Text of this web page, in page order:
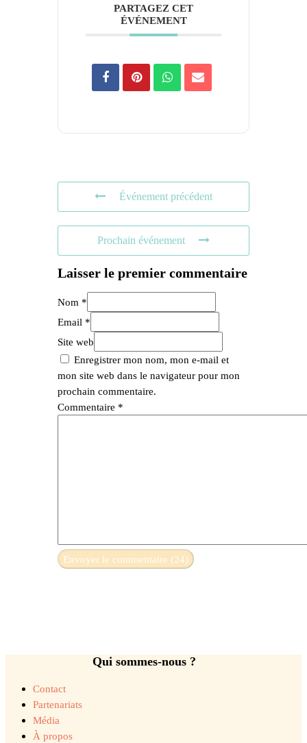
PARTAGEZ CET
ÉVÉNEMENT
Événement précédent
Prochain événement
Laisser le premier commentaire
Nom *
Email *
Site web
Enregistrer mon nom, mon e-mail et
mon site web dans le navigateur pour mon
prochain commentaire.
Commentaire *
Qui sommes-nous ?
Contact
Partenariats
Média
À propos